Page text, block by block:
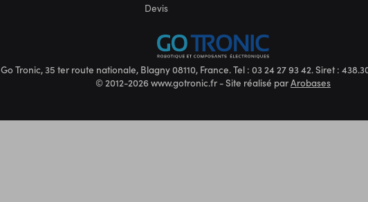
Devis
Go Tronic, 35 ter route nationale, Blagny 08110, France. Tel : 03 24 27 93 42. Siret :
© 2012-2026 www.gotronic.fr - Site réalisé parArobases